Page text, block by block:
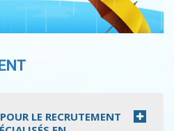
LE RECRUTEMENT